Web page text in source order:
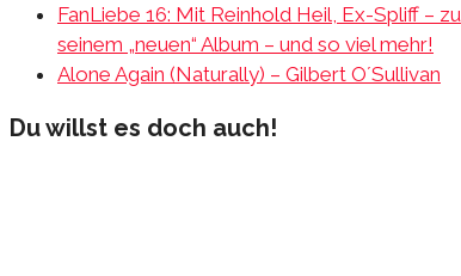
FanLiebe 16: Mit Reinhold Heil, Ex-Spliff – zu
seinem „neuen“ Album – und so viel mehr!
Alone Again (Naturally) – Gilbert O´Sullivan
Du willst es doch auch!